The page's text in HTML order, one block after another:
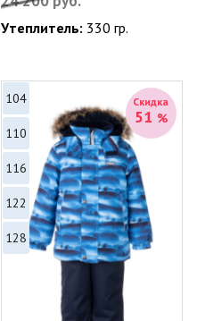
Утеплитель: 330 гр.
Скидка
51 %
104
110
116
122
128